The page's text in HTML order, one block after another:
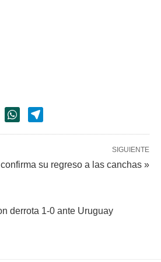
SIGUIENTE
su regreso a las canchas »
derrota 1-0 ante Uruguay